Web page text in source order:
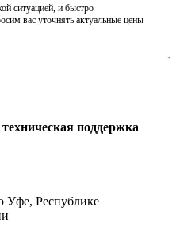
ситуацией, и быстро
вас уточнять актуальные цены
поддержка
Уфе, Республике